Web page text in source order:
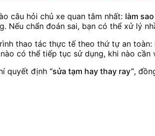
câu hỏi chủ xe quan tâm nhất: làm
Nếu chẩn đoán sai, bạn có thể xử lý
thao tác thực tế theo thứ tự an
có thể tiếp tục sử dụng, khi nào cần
quyết định “sửa tạm hay thay ray”,